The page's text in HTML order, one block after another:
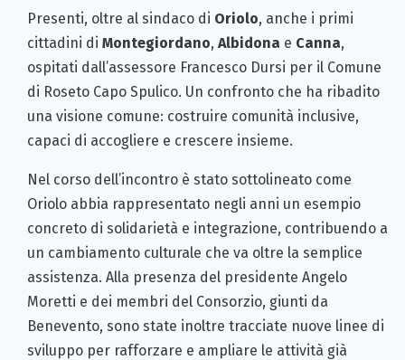
Presenti, oltre al sindaco di Oriolo, anche i primi
cittadini di Montegiordano, Albidona e Canna,
ospitati dall’assessore Francesco Dursi per il Comune
di Roseto Capo Spulico. Un confronto che ha ribadito
una visione comune: costruire comunità inclusive,
capaci di accogliere e crescere insieme.
Nel corso dell’incontro è stato sottolineato come
Oriolo abbia rappresentato negli anni un esempio
concreto di solidarietà e integrazione, contribuendo a
un cambiamento culturale che va oltre la semplice
assistenza. Alla presenza del presidente Angelo
Moretti e dei membri del Consorzio, giunti da
Benevento, sono state inoltre tracciate nuove linee di
sviluppo per rafforzare e ampliare le attività già